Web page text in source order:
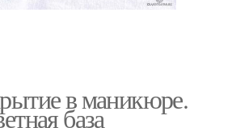
в маникюре.
база